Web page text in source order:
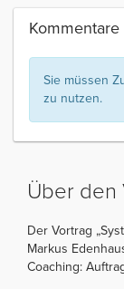
Kommentare
Sie müssen
zu nutzen.
Über den
Der Vortrag
Markus
Coaching: